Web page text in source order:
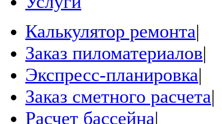
Калькулятор ремонта|
Заказ пиломатериалов|
Экспресс-планировка|
Заказ сметного расчета|
Расчет бассейна|